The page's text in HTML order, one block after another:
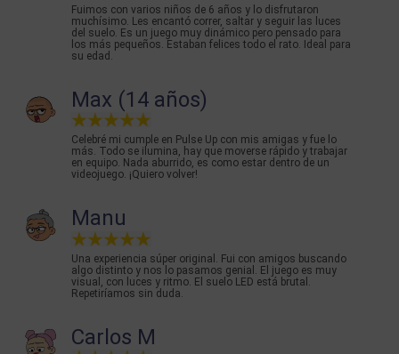
Fuimos con varios niños de 6 años y lo disfrutaron
muchísimo. Les encantó correr, saltar y seguir las luces
del suelo. Es un juego muy dinámico pero pensado para
los más pequeños. Estaban felices todo el rato. Ideal para
su edad.
Max (14 años)
Celebré mi cumple en Pulse Up con mis amigas y fue lo
más. Todo se ilumina, hay que moverse rápido y trabajar
en equipo. Nada aburrido, es como estar dentro de un
videojuego. ¡Quiero volver!
Manu
Una experiencia súper original. Fui con amigos buscando
algo distinto y nos lo pasamos genial. El juego es muy
visual, con luces y ritmo. El suelo LED está brutal.
Repetiríamos sin duda.
Carlos M